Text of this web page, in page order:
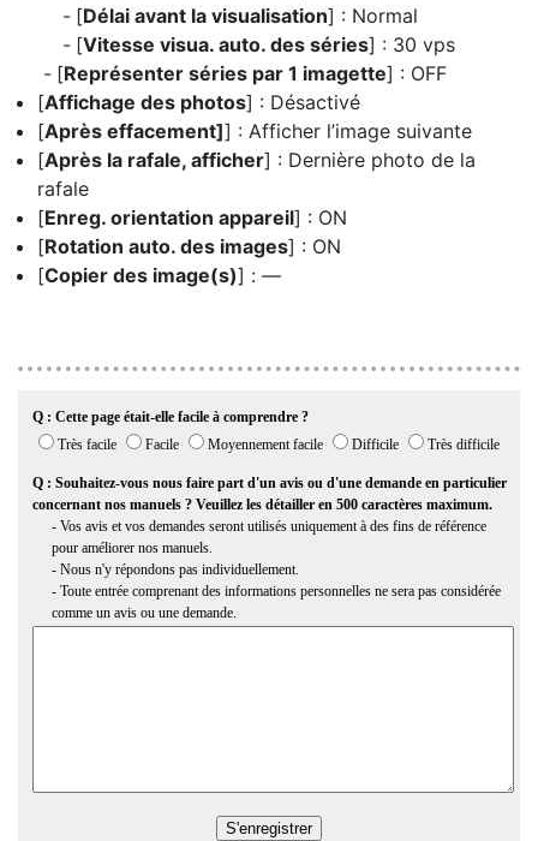
[Délai avant la visualisation] : Normal
[Vitesse visua. auto. des séries] : 30 vps
[Représenter séries par 1 imagette] : OFF
[Affichage des photos] : Désactivé
[Après effacement]] : Afficher l’image suivante
[Après la rafale, afficher] : Dernière photo de la
rafale
[Enreg. orientation appareil] : ON
[Rotation auto. des images] : ON
[Copier des image(s)] : —